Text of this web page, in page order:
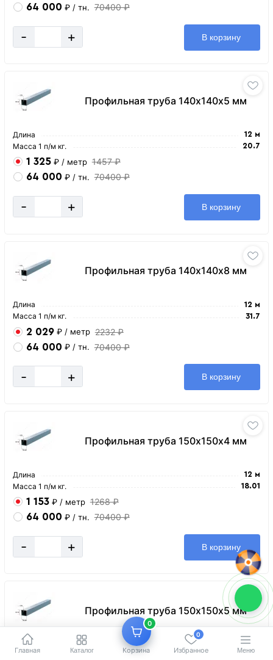
Главная Каталог
0
Корзина Избранное
0
Меню
64 000 ₽ / тн. 70400 ₽
- + В корзину
Профильная труба 140х140х5 мм
Длина 12 м
Масса 1 п/м кг. 20.7
1 325 ₽ / метр 1457 ₽
64 000 ₽ / тн. 70400 ₽
- + В корзину
Профильная труба 140х140х8 мм
Длина 12 м
Масса 1 п/м кг. 31.7
2 029 ₽ / метр 2232 ₽
64 000 ₽ / тн. 70400 ₽
- + В корзину
Профильная труба 150х150х4 мм
Длина 12 м
Масса 1 п/м кг. 18.01
1 153 ₽ / метр 1268 ₽
64 000 ₽ / тн. 70400 ₽
- + В корзину
Профильная труба 150х150х5 мм
Длина 12 м